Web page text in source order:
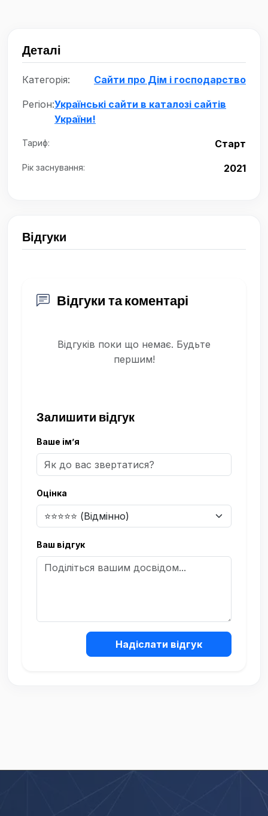
Деталі
Категорія: Сайти про Дім і господарство
Регіон:Українські сайти в каталозі сайтів
України!
Тариф: Старт
Рік заснування: 2021
Відгуки
Відгуки та коментарі
Відгуків поки що немає. Будьте
першим!
Залишити відгук
Ваше ім’я
Оцінка
Ваш відгук
Надіслати відгук